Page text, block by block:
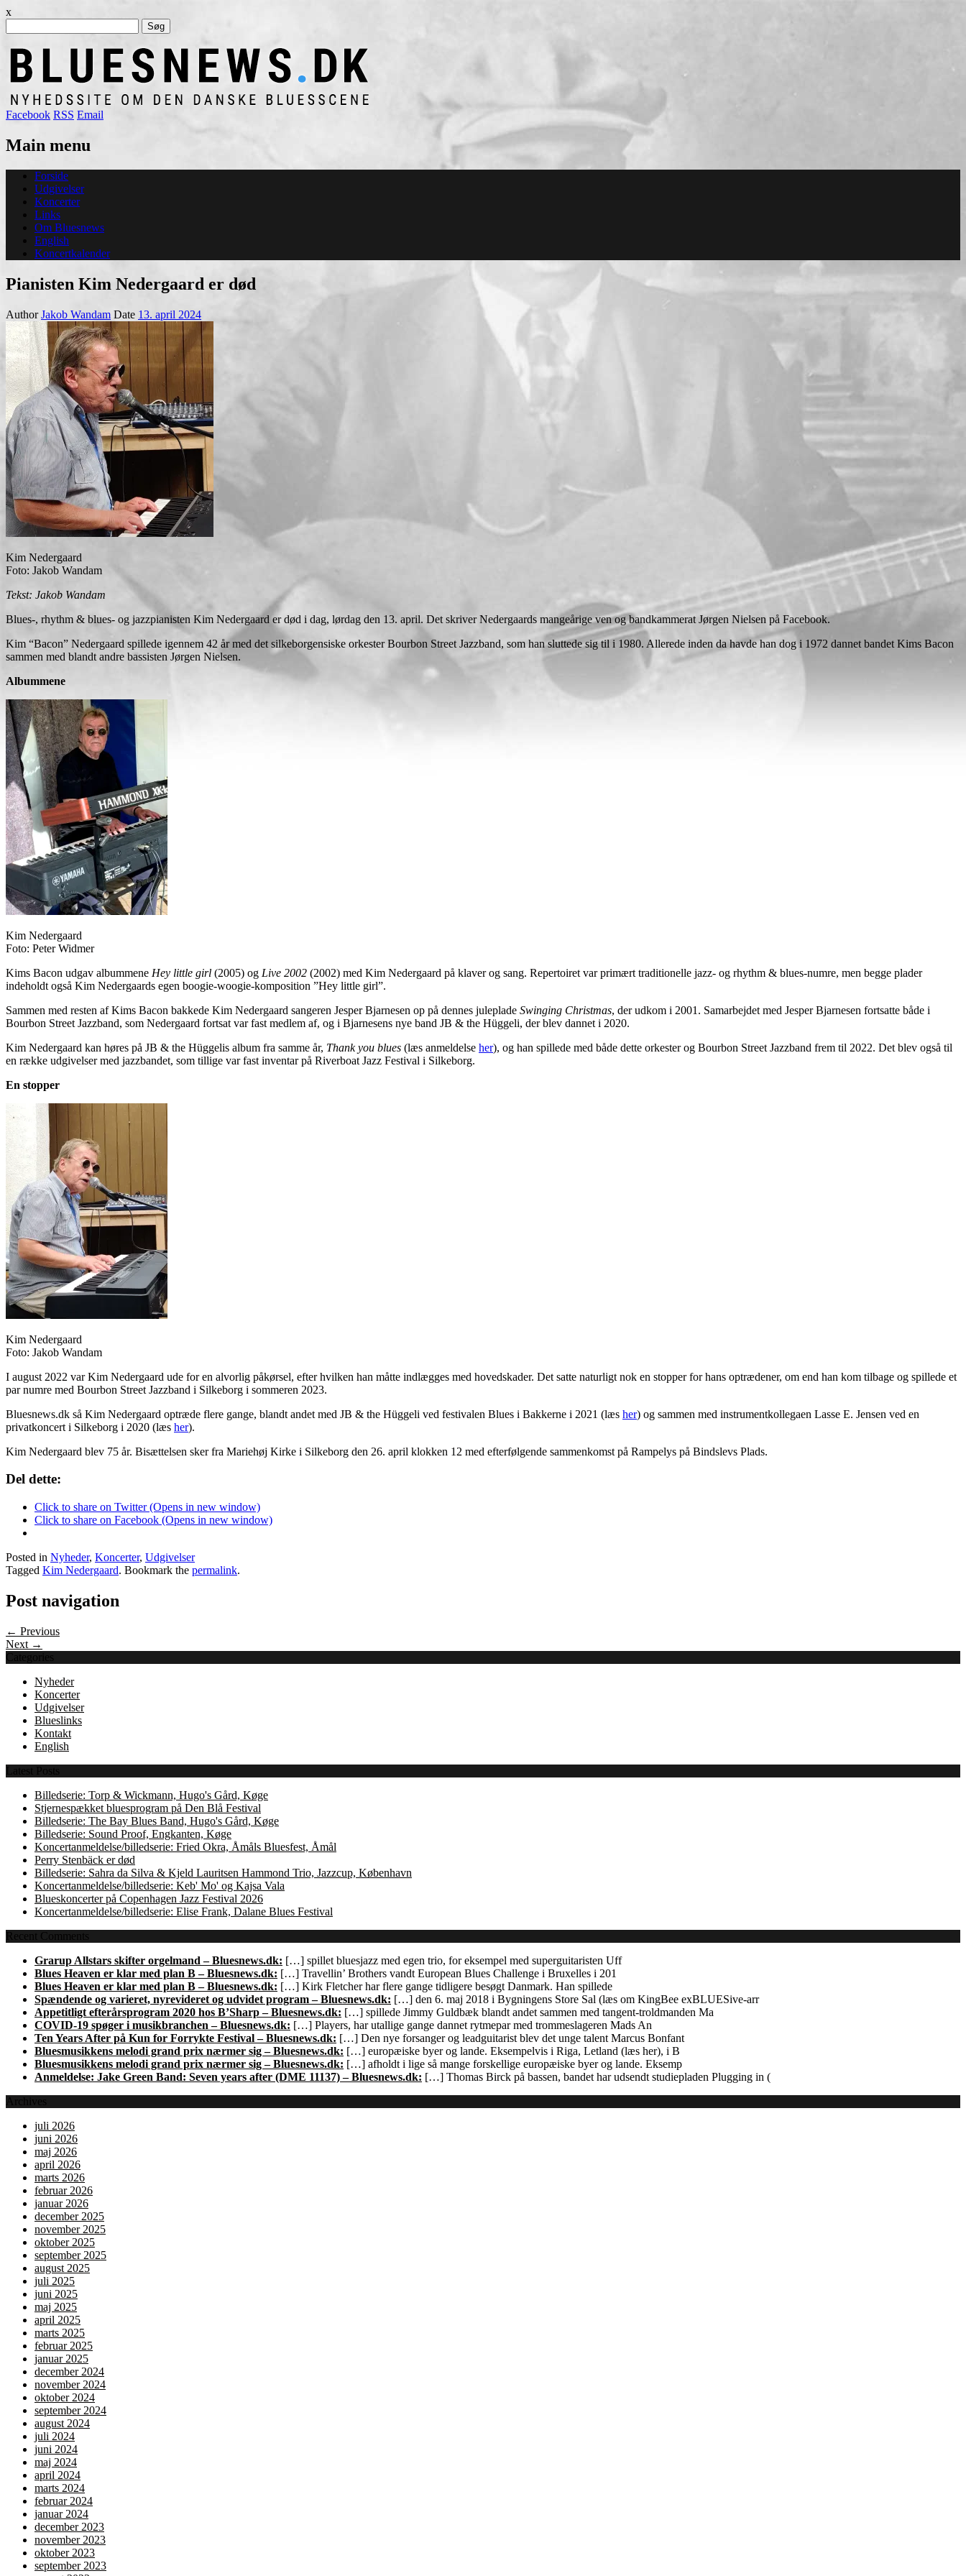
x
efter:
Facebook RSS Email
Main menu
Skip
content
Forside
Udgivelser
Koncerter
Links
Om Bluesnews
English
Koncertkalender
Pianisten Kim Nedergaard er død
AuthorJakob Wandam Date 13. april 2024
Kim Nedergaard
Foto: Jakob Wandam
Tekst: Jakob Wandam
Blues-, rhythm & blues- og jazzpianisten Kim Nedergaard er død i dag, lørdag den 13. april. Det skriver Nedergaards mangeårige ven og bandkammerat Jørgen Nielsen på Facebook.
Kim “Bacon” Nedergaard spillede igennem 42 år med det silkeborgensiske orkester Bourbon Street Jazzband, som han sluttede sig til i 1980. Allerede inden da havde han dog i 1972 dannet bandet Kims Bacon
sammen med blandt andre bassisten Jørgen Nielsen.
Albummene
Kim Nedergaard
Foto: Peter Widmer
Kims Bacon udgav albummene Hey little girl (2005) og Live 2002 (2002) med Kim Nedergaard på klaver og sang. Repertoiret var primært traditionelle jazz- og rhythm & blues-numre, men begge plader
indeholdt også Kim Nedergaards egen boogie-woogie-komposition ”Hey little girl”.
Sammen med resten af Kims Bacon bakkede Kim Nedergaard sangeren Jesper Bjarnesen op på dennes juleplade Swinging Christmas, der udkom i 2001. Samarbejdet med Jesper Bjarnesen fortsatte både i
Bourbon Street Jazzband, som Nedergaard fortsat var fast medlem af, og i Bjarnesens nye band JB & the Hüggeli, der blev dannet i 2020.
Kim Nedergaard kan høres på JB & the Hüggelis album fra samme år, Thank you blues (læs anmeldelse her), og han spillede med både dette orkester og Bourbon Street Jazzband frem til 2022. Det blev også til
en række udgivelser med jazzbandet, som tillige var fast inventar på Riverboat Jazz Festival i Silkeborg.
En stopper
Kim Nedergaard
Foto: Jakob Wandam
I august 2022 var Kim Nedergaard ude for en alvorlig påkørsel, efter hvilken han måtte indlægges med hovedskader. Det satte naturligt nok en stopper for hans optrædener, om end han kom tilbage og spillede et
par numre med Bourbon Street Jazzband i Silkeborg i sommeren 2023.
Bluesnews.dk så Kim Nedergaard optræde flere gange, blandt andet med JB & the Hüggeli ved festivalen Blues i Bakkerne i 2021 (læs her) og sammen med instrumentkollegaen Lasse E. Jensen ved en
privatkoncert i Silkeborg i 2020 (læs her).
Kim Nedergaard blev 75 år. Bisættelsen sker fra Mariehøj Kirke i Silkeborg den 26. april klokken 12 med efterfølgende sammenkomst på Rampelys på Bindslevs Plads.
Del dette:
Click to share on Twitter (Opens in new window)
Click to share on Facebook (Opens in new window)
Posted in Nyheder, Koncerter, Udgivelser
Tagged Kim Nedergaard. Bookmark the permalink.
Post navigation
← Previous
Next →
Categories
Nyheder
Koncerter
Udgivelser
Blueslinks
Kontakt
English
Latest Posts
Billedserie: Torp & Wickmann, Hugo's Gård, Køge
Stjernespækket bluesprogram på Den Blå Festival
Billedserie: The Bay Blues Band, Hugo's Gård, Køge
Billedserie: Sound Proof, Engkanten, Køge
Koncertanmeldelse/billedserie: Fried Okra, Åmåls Bluesfest, Åmål
Perry Stenbäck er død
Billedserie: Sahra da Silva & Kjeld Lauritsen Hammond Trio, Jazzcup, København
Koncertanmeldelse/billedserie: Keb' Mo' og Kajsa Vala
Blueskoncerter på Copenhagen Jazz Festival 2026
Koncertanmeldelse/billedserie: Elise Frank, Dalane Blues Festival
Recent Comments
Grarup Allstars skifter orgelmand – Bluesnews.dk: […] spillet bluesjazz med egen trio, for eksempel med superguitaristen Uff
Blues Heaven er klar med plan B – Bluesnews.dk: […] Travellin’ Brothers vandt European Blues Challenge i Bruxelles i 201
Blues Heaven er klar med plan B – Bluesnews.dk: […] Kirk Fletcher har flere gange tidligere besøgt Danmark. Han spillede
Spændende og varieret, nyrevideret og udvidet program – Bluesnews.dk: […] den 6. maj 2018 i Bygningens Store Sal (læs om KingBee exBLUESive-arr
Appetitligt efterårsprogram 2020 hos B’Sharp – Bluesnews.dk: […] spillede Jimmy Guldbæk blandt andet sammen med tangent-troldmanden Ma
COVID-19 spøger i musikbranchen – Bluesnews.dk: […] Players, har utallige gange dannet rytmepar med trommeslageren Mads An
Ten Years After på Kun for Forrykte Festival – Bluesnews.dk: […] Den nye forsanger og leadguitarist blev det unge talent Marcus Bonfant
Bluesmusikkens melodi grand prix nærmer sig – Bluesnews.dk: […] europæiske byer og lande. Eksempelvis i Riga, Letland (læs her), i B
Bluesmusikkens melodi grand prix nærmer sig – Bluesnews.dk: […] afholdt i lige så mange forskellige europæiske byer og lande. Eksemp
Anmeldelse: Jake Green Band: Seven years after (DME 11137) – Bluesnews.dk: […] Thomas Birck på bassen, bandet har udsendt studiepladen Plugging in (
Archives
juli 2026
juni 2026
maj 2026
april 2026
marts 2026
februar 2026
januar 2026
december 2025
november 2025
oktober 2025
september 2025
august 2025
juli 2025
juni 2025
maj 2025
april 2025
marts 2025
februar 2025
januar 2025
december 2024
november 2024
oktober 2024
september 2024
august 2024
juli 2024
juni 2024
maj 2024
april 2024
marts 2024
februar 2024
januar 2024
december 2023
november 2023
oktober 2023
september 2023